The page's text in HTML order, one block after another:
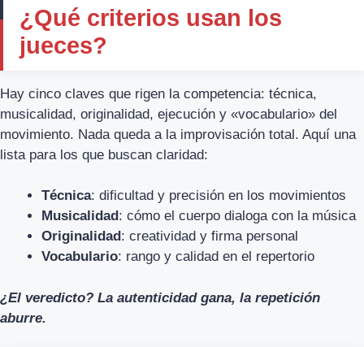
¿Qué criterios usan los
jueces?
Hay cinco claves que rigen la competencia: técnica,
musicalidad, originalidad, ejecución y «vocabulario» del
movimiento. Nada queda a la improvisación total. Aquí una
lista para los que buscan claridad:
Técnica: dificultad y precisión en los movimientos
Musicalidad: cómo el cuerpo dialoga con la música
Originalidad: creatividad y firma personal
Vocabulario: rango y calidad en el repertorio
¿El veredicto? La autenticidad gana, la repetición
aburre.